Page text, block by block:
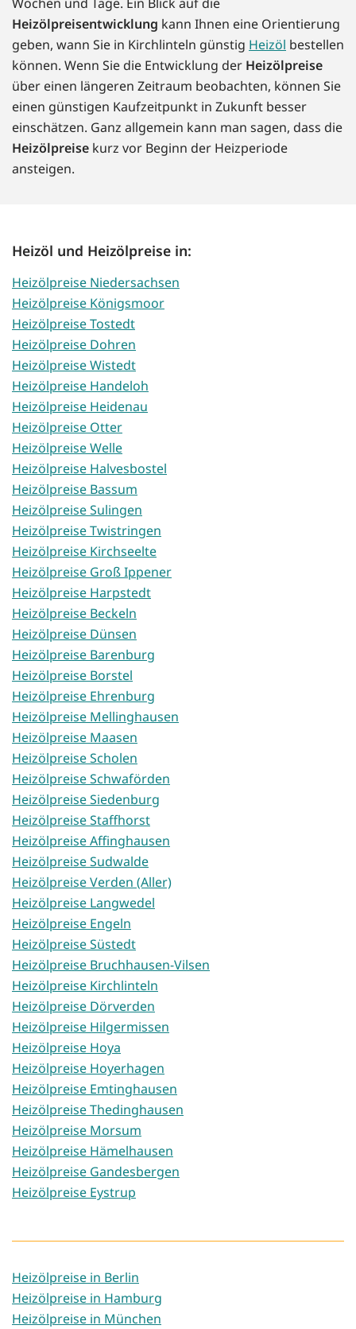
Heizölpreisentwicklung kann Ihnen eine Orientierung
geben, wann Sie in Kirchlinteln günstig Heizöl bestellen
können. Wenn Sie die Entwicklung der Heizölpreise
über einen längeren Zeitraum beobachten, können Sie
einen günstigen Kaufzeitpunkt in Zukunft besser
einschätzen. Ganz allgemein kann man sagen, dass die
Heizölpreise kurz vor Beginn der Heizperiode
ansteigen.
Heizöl und Heizölpreise in:
Heizölpreise Niedersachsen
Heizölpreise Königsmoor
Heizölpreise Tostedt
Heizölpreise Dohren
Heizölpreise Wistedt
Heizölpreise Handeloh
Heizölpreise Heidenau
Heizölpreise Otter
Heizölpreise Welle
Heizölpreise Halvesbostel
Heizölpreise Bassum
Heizölpreise Sulingen
Heizölpreise Twistringen
Heizölpreise Kirchseelte
Heizölpreise Groß Ippener
Heizölpreise Harpstedt
Heizölpreise Beckeln
Heizölpreise Dünsen
Heizölpreise Barenburg
Heizölpreise Borstel
Heizölpreise Ehrenburg
Heizölpreise Mellinghausen
Heizölpreise Maasen
Heizölpreise Scholen
Heizölpreise Schwaförden
Heizölpreise Siedenburg
Heizölpreise Staffhorst
Heizölpreise Affinghausen
Heizölpreise Sudwalde
Heizölpreise Verden (Aller)
Heizölpreise Langwedel
Heizölpreise Engeln
Heizölpreise Süstedt
Heizölpreise Bruchhausen-Vilsen
Heizölpreise Kirchlinteln
Heizölpreise Dörverden
Heizölpreise Hilgermissen
Heizölpreise Hoya
Heizölpreise Hoyerhagen
Heizölpreise Emtinghausen
Heizölpreise Thedinghausen
Heizölpreise Morsum
Heizölpreise Hämelhausen
Heizölpreise Gandesbergen
Heizölpreise Eystrup
Heizölpreise in Berlin
Heizölpreise in Hamburg
Heizölpreise in München